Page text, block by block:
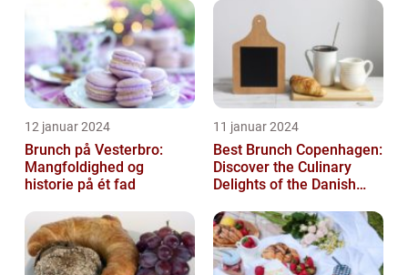
12 januar 2024
Brunch på Vesterbro:
Mangfoldighed og
historie på ét fad
11 januar 2024
Best Brunch Copenhagen:
Discover the Culinary
Delights of the Danish